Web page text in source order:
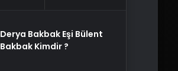
Derya Bakbak Eşi Bülent
Bakbak Kimdir ?